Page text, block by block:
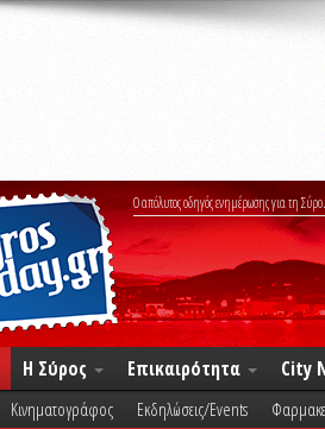
Ο απόλυτος οδηγός ενημέρωσης για τη Σύρο.
Η Σύρος Επικαιρότητα City
Κινηματογράφος Εκδηλώσεις/Events